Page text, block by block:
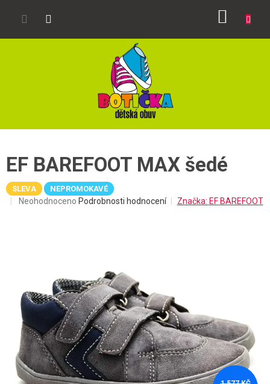
EF BAREFOOT MAX šedé
SLEVA NEPROMOKAVÉ
Průměrné
hvězdiček.
Neohodnoceno Podrobnosti hodnocení Značka: EF BAREFOOT